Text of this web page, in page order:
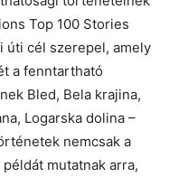
Top 100 Stories
úti cél szerepel, amely
a fenntartható
Bled, Bela krajina,
Logarska dolina –
nemcsak a
mutatnak arra,